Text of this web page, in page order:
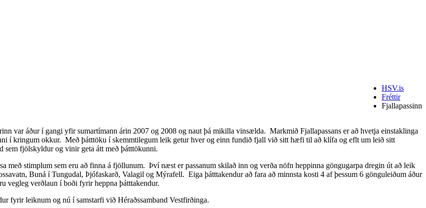
HSV.is
Fréttir
Fjallapassinn
var áður í gangi yfir sumartímann árin 2007 og 2008 og naut þá mikilla vinsælda. Markmið Fjallapassans er að hvetja einstaklinga
í kringum okkur. Með þátttöku í skemmtilegum leik getur hver og einn fundið fjall við sitt hæfi til að klífa og eflt um leið sitt
sem fjölskyldur og vinir geta átt með þátttökunni.
með stimplum sem eru að finna á fjöllunum. Því næst er passanum skilað inn og verða nöfn heppinna göngugarpa dregin út að leik
Buná í Tungudal, Þjófaskarð, Valagil og Mýrafell. Eiga þátttakendur að fara að minnsta kosti 4 af þessum 6 gönguleiðum áður
vegleg verðlaun í boði fyrir heppna þátttakendur.
fyrir leiknum og nú í samstarfi við Héraðssamband Vestfirðinga.